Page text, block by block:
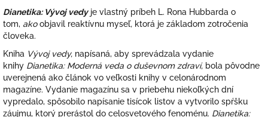
Dianetika: Vývoj vedy je vlastný príbeh L. Rona Hubbarda o
tom, ako objavil reaktívnu myseľ, ktorá je základom zotročenia
človeka.
Kniha Vývoj vedy, napísaná, aby sprevádzala vydanie
knihy Dianetika: Moderná veda o duševnom zdraví, bola pôvodne
uverejnená ako článok vo veľkosti knihy v celonárodnom
magazíne. Vydanie magazínu sa v priebehu niekoľkých dní
vypredalo, spôsobilo napísanie tisícok listov a vytvorilo spŕšku
záujmu, ktorý prerástol do celosvetového fenoménu. Dianetika: